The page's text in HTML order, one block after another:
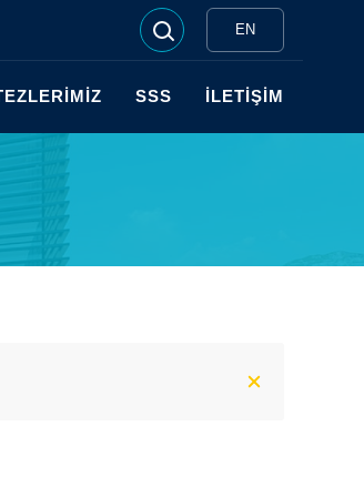
EN
SSS İLETİŞİM